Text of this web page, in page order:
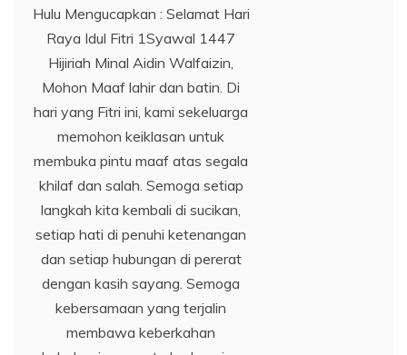
Hulu Mengucapkan : Selamat Hari
Raya Idul Fitri 1Syawal 1447
Hijiriah Minal Aidin Walfaizin,
Mohon Maaf lahir dan batin. Di
hari yang Fitri ini, kami sekeluarga
memohon keiklasan untuk
membuka pintu maaf atas segala
khilaf dan salah. Semoga setiap
langkah kita kembali di sucikan,
setiap hati di penuhi ketenangan
dan setiap hubungan di pererat
dengan kasih sayang. Semoga
kebersamaan yang terjalin
membawa keberkahan